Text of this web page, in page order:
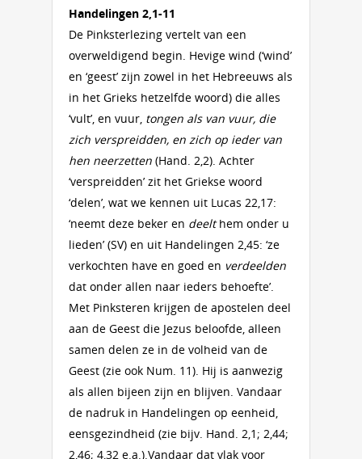
Handelingen 2,1-11
De Pinksterlezing vertelt van een
overweldigend begin. Hevige wind (‘wind’
en ‘geest’ zijn zowel in het Hebreeuws als
in het Grieks hetzelfde woord) die alles
‘vult’, en vuur, tongen als van vuur, die
zich verspreidden, en zich op ieder van
hen neerzetten (Hand. 2,2). Achter
‘verspreidden’ zit het Griekse woord
‘delen’, wat we kennen uit Lucas 22,17:
‘neemt deze beker en deelthem onder u
lieden’ (SV) en uit Handelingen 2,45: ‘ze
verkochten have en goed en verdeelden
dat onder allen naar ieders behoefte’.
Met Pinksteren krijgen de apostelen deel
aan de Geest die Jezus beloofde, alleen
samen delen ze in de volheid van de
Geest (zie ook Num. 11). Hij is aanwezig
als allen bijeen zijn en blijven. Vandaar
de nadruk in Handelingen op eenheid,
eensgezindheid (zie bijv. Hand. 2,1; 2,44;
2,46; 4,32 e.a.).Vandaar dat vlak voor